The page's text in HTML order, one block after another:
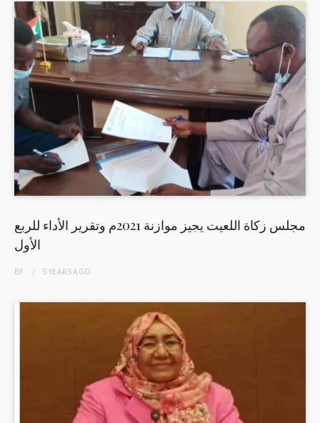
مجلس زكاة اللعيت يجيز موازنة 2021م وتقرير الأداء للربع
الأول
BY 5 YEARSAGO